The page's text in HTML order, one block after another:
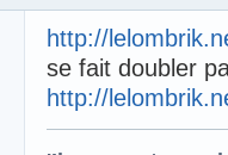
http://
se fait doubler
http://